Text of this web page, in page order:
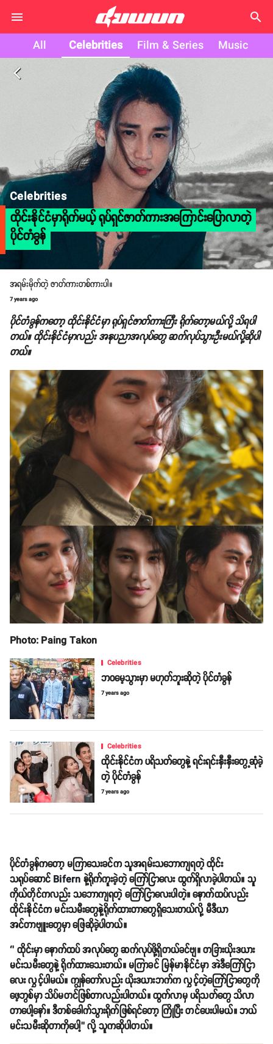
search
All Celebrities Film & Series Music
arrow_back_ios
Celebrities
ထိုင်းနိုင်ငံမှာရိုက်မယ့် ရုပ်ရှင်ဇာတ်ကားအကြောင်းပြောလာတဲ့
ပိုင်တံခွန်
အရမ်းမိုက်တဲ့ ဇာတ်ကားတစ်ကားပါ။
7 years ago
ပိုင်တံခွန်ကတော့ ထိုင်းနိုင်ငံမှာ ရုပ်ရှင်ဇာတ်ကားကြီး ရိုက်တော့မယ်လို့ သိရပါ
တယ်။ ထိုင်းနိုင်ငံမှာလည်း အနုပညာအလုပ်တွေ ဆက်လုပ်သွားဦးမယ်လို့ဆိုပါ
တယ်။
Photo: Paing Takon
Celebrities
ဘဝမေ့သွားမှာ မဟုတ်ဘူးဆိုတဲ့ ပိုင်တံခွန်
7 years ago
Celebrities
ထိုင်းနိုင်ငံက ပရိသတ်တွေနဲ့ ရင်းရင်းနှီးနှီးတွေ့ဆုံခဲ့
တဲ့ ပိုင်တံခွန်
7 years ago
ပိုင်တံခွန်ကတော့ မကြာသေးခင်က သူအရမ်းသဘောကျရတဲ့ ထိုင်း
သရုပ်ဆောင် Bifern နဲ့ရိုက်ကူးခဲ့တဲ့ ကြော်ငြာလေး ထွက်ရှိလာခဲ့ပါတယ်။ သူ
ကိုယ်တိုင်ကလည်း သဘောကျရတဲ့ ကြော်ငြာလေးပါတဲ့။ နောက်ထပ်လည်း
ထိုင်းနိုင်ငံက မင်းသမီးတွေနဲ့ရိုက်ထားတာတွေရှိသေးတယ်လို့ မီဒီယာ
အင်တာဗျူးတွေမှာ ဖြေဆိုခဲ့ပါတယ်။
‘’ ထိုင်းမှာ နောက်ထပ် အလုပ်တွေ ဆက်လုပ်ဖို့ရှိတယ်ခင်ဗျ။ တခြားယိုးဒယား
မင်းသမီးတွေနဲ့ ရိုက်ထားသေးတယ်။ မကြာခင် မြန်မာနိုင်ငံမှာ အဲဒီကြော်ငြာ
လေး လွှင့်ပါမယ်။ ကျွန်တော်လည်း ယိုးဒယားဘက်က လွှင့်တဲ့ကြော်ငြာတွေကို
ဖေ့ဘွစ်မှာ သိပ်မတင်ဖြစ်တာလည်းပါတယ်။ ထွက်လာမှ ပရိသတ်တွေ သိလာ
တာပေါ့နော်။ ဒီတစ်ခေါက်သွားရိုက်ဖြစ်ရင်တော့ ကြိုပြီး တင်ပေးပါမယ်။ ဘယ်
မင်းသမီးဆိုတာကိုပေါ့’’ လို့ သူကဆိုပါတယ်။